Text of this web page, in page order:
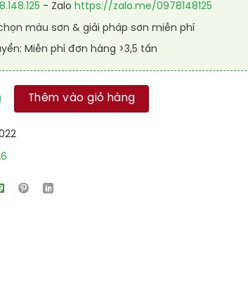
- Zalo https://zalo.me/0978148125
màu sơn & giải pháp sơn miễn phí
Miễn phí đơn hàng >3,5 tấn
Alkyd nhanh khô RAL RAKYD QD 9022 số lượng
Thêm vào giỏ hàng